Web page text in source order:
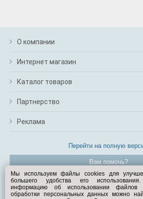
О компании
Интернет магазин
Каталог товаров
Партнерство
Реклама
Перейти на полную
Вам помочь?
© Exist.ru 1998—2026
Мы используем файлы cookies для
большего удобства его
информацию об использовании файлов
обработки персональных данных можно